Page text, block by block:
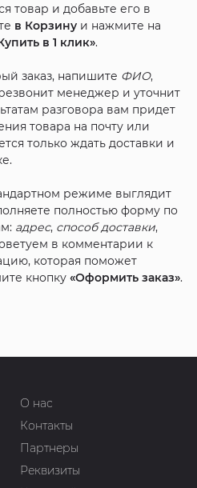
товар и добавьте его в
в Корзинуи нажмите на
в 1 клик».
заказ, напишите ФИО,
менеджер и уточнит
разговора вам придет
товара на почту или
только ждать доставки и
режиме выглядит
полностью форму по
адрес, способ доставки,
в комментарии к
которая поможет
кнопку «Оформить заказ».
О нас
Контакты
Партнеры
Реквизиты